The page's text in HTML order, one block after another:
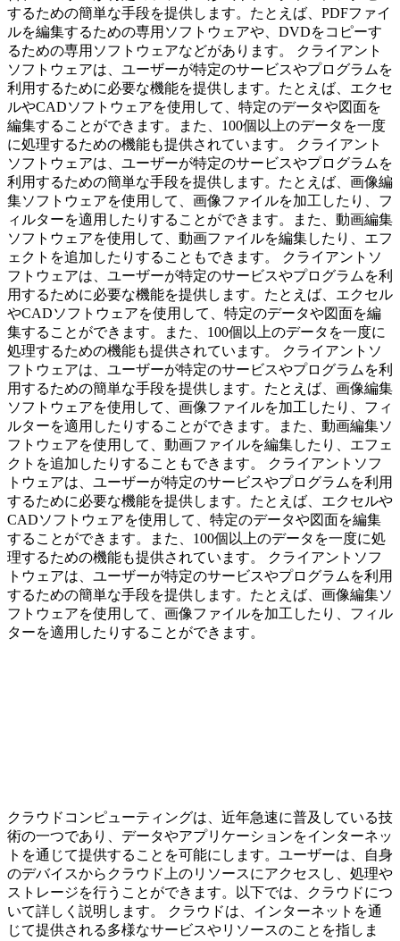
するための簡単な手段を提供します。たとえば、PDFファイ
ルを編集するための専用ソフトウェアや、DVDをコピーす
るための専用ソフトウェアなどがあります。 クライアント
ソフトウェアは、ユーザーが特定のサービスやプログラムを
利用するために必要な機能を提供します。たとえば、エクセ
ルやCADソフトウェアを使用して、特定のデータや図面を
編集することができます。また、100個以上のデータを一度
に処理するための機能も提供されています。 クライアント
ソフトウェアは、ユーザーが特定のサービスやプログラムを
利用するための簡単な手段を提供します。たとえば、画像編
集ソフトウェアを使用して、画像ファイルを加工したり、フ
ィルターを適用したりすることができます。また、動画編集
ソフトウェアを使用して、動画ファイルを編集したり、エフ
ェクトを追加したりすることもできます。 クライアントソ
フトウェアは、ユーザーが特定のサービスやプログラムを利
用するために必要な機能を提供します。たとえば、エクセル
やCADソフトウェアを使用して、特定のデータや図面を編
集することができます。また、100個以上のデータを一度に
処理するための機能も提供されています。 クライアントソ
フトウェアは、ユーザーが特定のサービスやプログラムを利
用するための簡単な手段を提供します。たとえば、画像編集
ソフトウェアを使用して、画像ファイルを加工したり、フィ
ルターを適用したりすることができます。また、動画編集ソ
フトウェアを使用して、動画ファイルを編集したり、エフェ
クトを追加したりすることもできます。 クライアントソフ
トウェアは、ユーザーが特定のサービスやプログラムを利用
するために必要な機能を提供します。たとえば、エクセルや
CADソフトウェアを使用して、特定のデータや図面を編集
することができます。また、100個以上のデータを一度に処
理するための機能も提供されています。 クライアントソフ
トウェアは、ユーザーが特定のサービスやプログラムを利用
するための簡単な手段を提供します。たとえば、画像編集ソ
フトウェアを使用して、画像ファイルを加工したり、フィル
ターを適用したりすることができます。
クラウドコンピューティングは、近年急速に普及している技
術の一つであり、データやアプリケーションをインターネッ
トを通じて提供することを可能にします。ユーザーは、自身
のデバイスからクラウド上のリソースにアクセスし、処理や
ストレージを行うことができます。以下では、クラウドにつ
いて詳しく説明します。 クラウドは、インターネットを通
じて提供される多様なサービスやリソースのことを指しま